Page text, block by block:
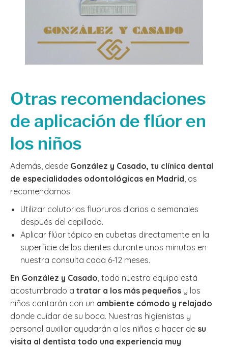
Otras recomendaciones
de aplicación de flúor en
los niños
Además, desde González y Casado, tu clínica dental
de especialidades odontológicas en Madrid, os
recomendamos:
Utilizar colutorios fluoruros diarios o semanales
después del cepillado.
Aplicar flúor tópico en cubetas directamente en la
superficie de los dientes durante unos minutos en
nuestra consulta cada 6-12 meses.
En González y Casado, todo nuestro equipo está
acostumbrado a tratar a los más pequeños y los
niños contarán con un ambiente cómodo y relajado
donde cuidar de su boca. Nuestras higienistas y
personal auxiliar ayudarán a los niños a hacer de su
visita al dentista todo una experiencia muy